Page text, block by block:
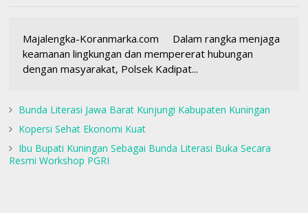
Majalengka-Koranmarka.com Dalam rangka menjaga
keamanan lingkungan dan mempererat hubungan
dengan masyarakat, Polsek Kadipat...
Bunda Literasi Jawa Barat Kunjungi Kabupaten Kuningan
Kopersi Sehat Ekonomi Kuat
Ibu Bupati Kuningan Sebagai Bunda Literasi Buka Secara
Resmi Workshop PGRI